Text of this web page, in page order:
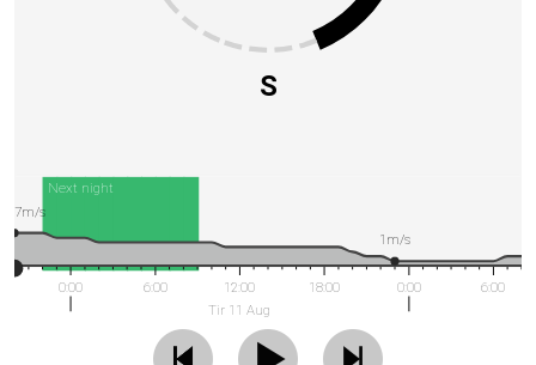
S
Next night
0:00 6:00
12:00
Tir 11 Aug
18:00 0:00 6:00
7m/s
1m/s